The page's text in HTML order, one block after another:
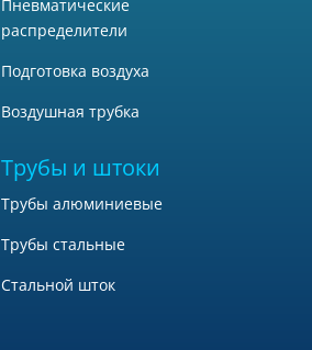
Пневматические
распределители
Подготовка воздуха
Воздушная трубка
Трубы и штоки
Трубы алюминиевые
Трубы стальные
Стальной шток